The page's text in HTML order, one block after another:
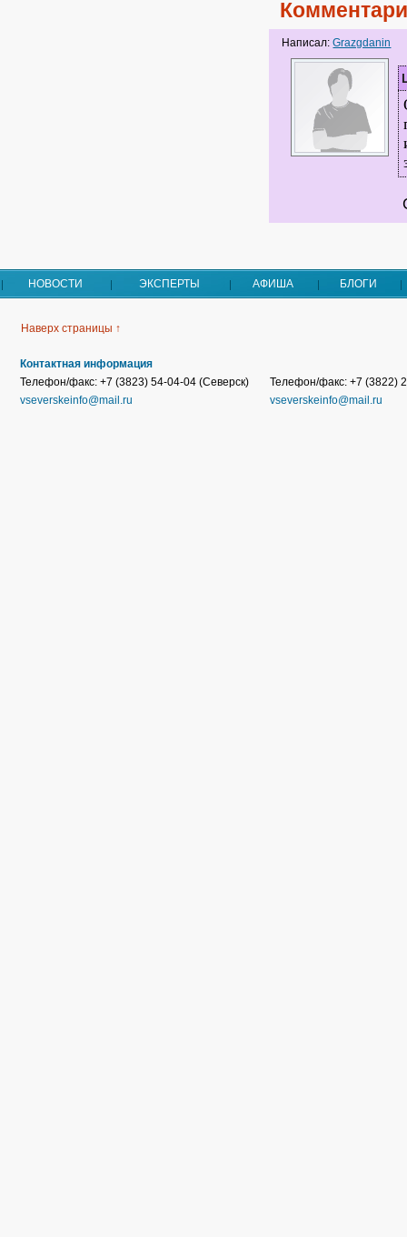
Написал:Grazgdanin
НОВОСТИ ЭКСПЕРТЫ АФИША БЛОГИ
Наверх страницы ↑
Контактная информация
Телефон/факс: +7 (3823) 54-04-04 (Северск)
vseverskeinfo@mail.ru
Телефон/факс: +7 (3822)
vseverskeinfo@mail.ru